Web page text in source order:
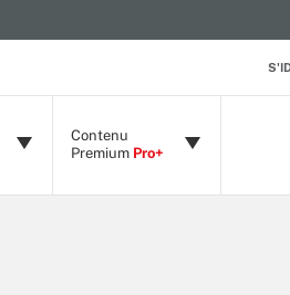
Contenu
Premium Pro+